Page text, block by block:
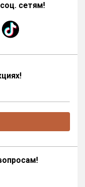
сетям!